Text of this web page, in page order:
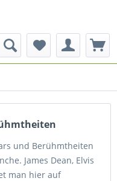
und Berühmtheiten
James Dean, Elvis
man hier auf